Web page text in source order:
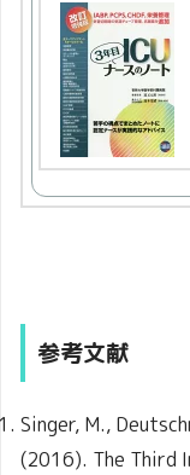
参考文献
Singer, M.,
(2016). The Third